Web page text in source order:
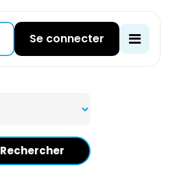
Se connecter
Rechercher